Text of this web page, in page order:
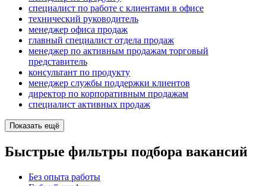
специалист по работе с клиентами в офисе
технический руководитель
менеджер офиса продаж
главный специалист отдела продаж
менеджер по активным продажам торговый
представитель
консультант по продукту
менеджер службы поддержки клиентов
директор по корпоративным продажам
специалист активных продаж
Показать ещё
Быстрые фильтры подбора вакансий
Без опыта работы